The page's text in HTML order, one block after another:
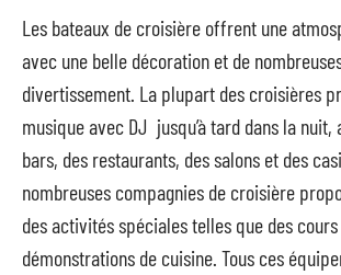
Les bateaux de croisière offrent une
avec une belle décoration et de
divertissement. La plupart des croisières
musique avec DJ jusqu’à tard dans la nuit,
bars, des restaurants, des salons et des
nombreuses compagnies de croisière
des activités spéciales telles que des cours
démonstrations de cuisine. Tous ces